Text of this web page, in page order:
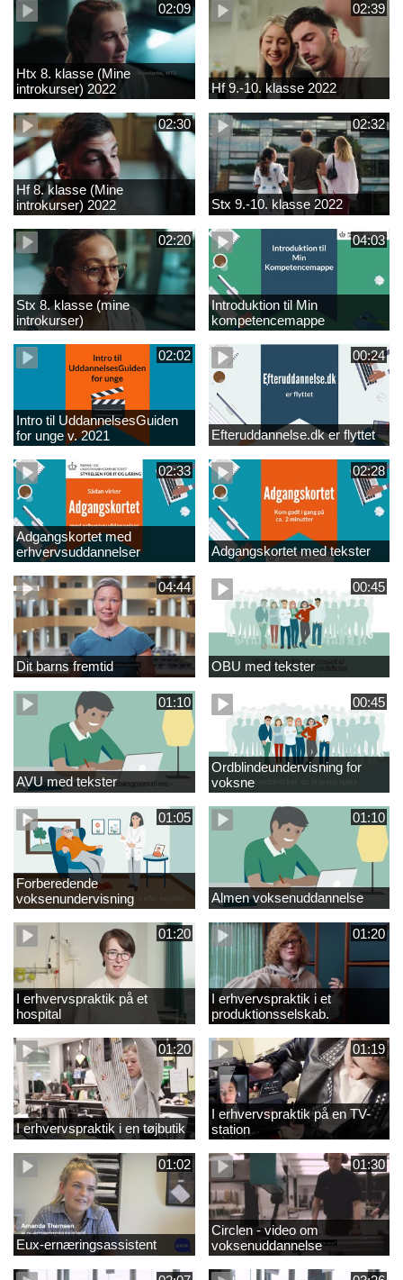
02:09
Htx 8. klasse (Mine
introkurser) 2022
02:39
Hf 9.-10. klasse 2022
02:30
Hf 8. klasse (Mine
introkurser) 2022
02:32
Stx 9.-10. klasse 2022
02:20
Stx 8. klasse (mine
introkurser)
04:03
Introduktion til Min
kompetencemappe
02:02
Intro til UddannelsesGuiden
for unge v. 2021
00:24
Efteruddannelse.dk er flyttet
02:33
Adgangskortet med
erhvervsuddannelser
02:28
Adgangskortet med tekster
04:44
Dit barns fremtid
00:45
OBU med tekster
01:10
AVU med tekster
00:45
Ordblindeundervisning for
voksne
01:05
Forberedende
voksenundervisning
01:10
Almen voksenuddannelse
01:20
I erhvervspraktik på et
hospital
01:20
I erhvervspraktik i et
produktionsselskab.
01:20
I erhvervspraktik i en tøjbutik
01:19
I erhvervspraktik på en TV-
station
01:02
Eux-ernæringsassistent
01:30
Circlen - video om
voksenuddannelse